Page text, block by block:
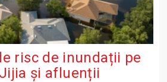
risc de inundații pe
și afluenții